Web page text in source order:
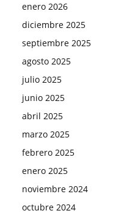
enero 2026
diciembre 2025
septiembre 2025
agosto 2025
julio 2025
junio 2025
abril 2025
marzo 2025
febrero 2025
enero 2025
noviembre 2024
octubre 2024